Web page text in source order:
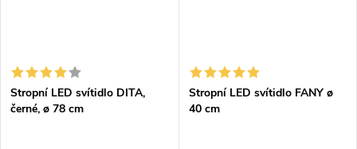
Stropní LED svítidlo DITA,
černé, ø 78 cm
Stropní LED svítidlo FANY ø
40 cm